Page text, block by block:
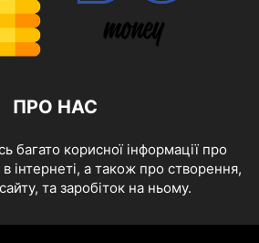
ПРО НАС
багато корисної інформації про
інтернеті, а також про створення,
та заробіток на ньому.